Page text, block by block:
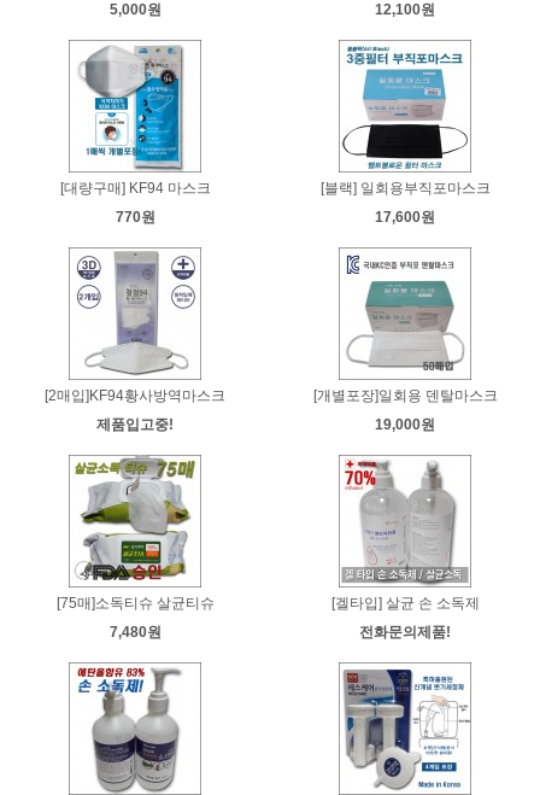
5,000원
12,100원
[대량구매] KF94 마스크
770원
[블랙] 일회용부직포마스크
17,600원
[2매입]KF94황사방역마스크
제품입고중!
[개별포장]일회용 덴탈마스크
19,000원
[75매]소독티슈 살균티슈
7,480원
[겔타입] 살균 손 소독제
전화문의제품!